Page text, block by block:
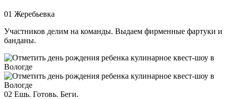
01 Жеребьевка
Участников делим на команды. Выдаем фирменные фартуки и
банданы.
02 Ешь. Готовь. Беги.